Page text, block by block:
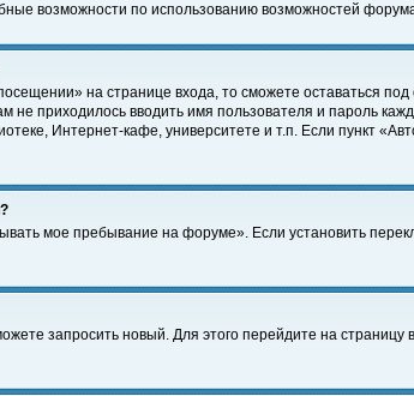
возможности по использованию возможностей
на странице входа, то сможете оставаться
не приходилось вводить имя пользователя и пароль
Интернет-кафе, университете и т.п. Если пункт
мое пребывание на форуме». Если установить
запросить новый. Для этого перейдите на